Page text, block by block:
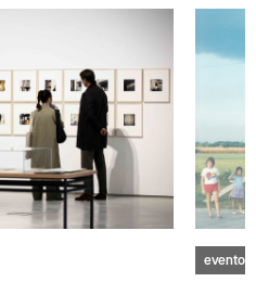
evento